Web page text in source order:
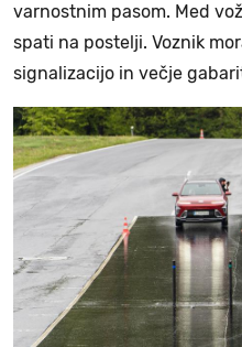
varnostnim pasom. Med
spati na postelji. Voznik
signalizacijo in večje